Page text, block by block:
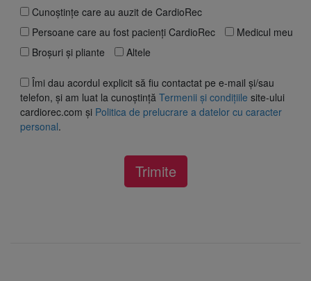
Cunoștințe care au auzit de CardioRec
Persoane care au fost pacienți CardioRec
Medicul meu
Broșuri și pliante
Altele
Îmi dau acordul explicit să fiu contactat pe e-mail și/sau
telefon, și am luat la cunoștință Termenii și condițiile site-ului
cardiorec.com și Politica de prelucrare a datelor cu caracter
personal.